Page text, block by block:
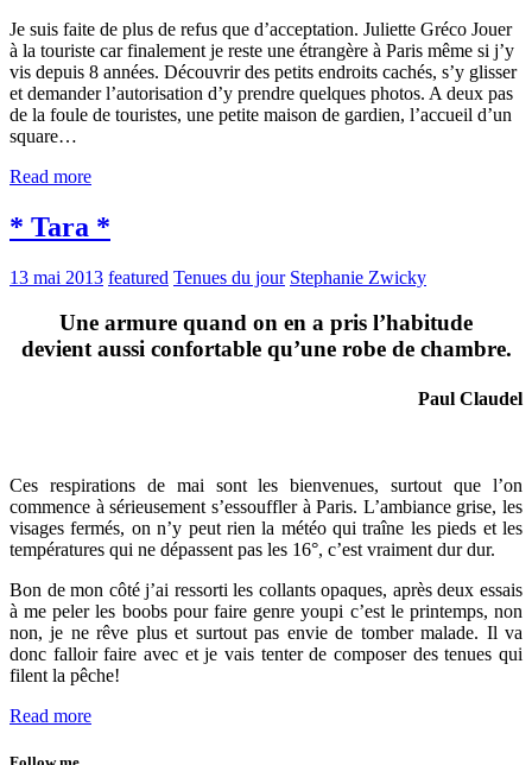
Je suis faite de plus de refus que d’acceptation. Juliette Gréco Jouer
à la touriste car finalement je reste une étrangère à Paris même si j’y
vis depuis 8 années. Découvrir des petits endroits cachés, s’y glisser
et demander l’autorisation d’y prendre quelques photos. A deux pas
de la foule de touristes, une petite maison de gardien, l’accueil d’un
square…
Read more
* Tara *
13 mai 2013 featured Tenues du jour Stephanie Zwicky
Une armure quand on en a pris l’habitude
devient aussi confortable qu’une robe de chambre.
Paul Claudel
Ces respirations de mai sont les bienvenues, surtout que l’on
commence à sérieusement s’essouffler à Paris. L’ambiance grise, les
visages fermés, on n’y peut rien la météo qui traîne les pieds et les
températures qui ne dépassent pas les 16°, c’est vraiment dur dur.
Bon de mon côté j’ai ressorti les collants opaques, après deux essais
à me peler les boobs pour faire genre youpi c’est le printemps, non
non, je ne rêve plus et surtout pas envie de tomber malade. Il va
donc falloir faire avec et je vais tenter de composer des tenues qui
filent la pêche!
Read more